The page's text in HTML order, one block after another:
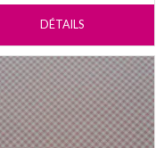
DÉTAILS